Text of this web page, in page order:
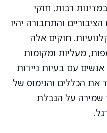
רבות, חוקי
והתחבורה יהיו
חוקים אלה
מעליות ומקומות
עם בעיות ניידות
את הכללים והנימוס של
שמירה על הגבלת